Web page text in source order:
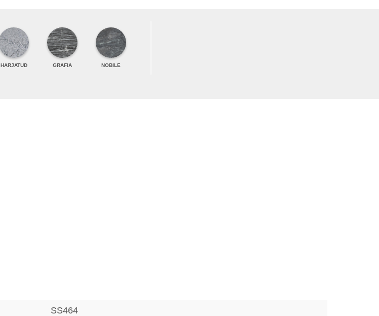
HARJATUD GRAFIA NOBILE
SS464